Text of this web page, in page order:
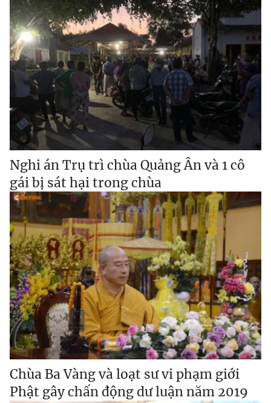
Nghi án Trụ trì chùa Quảng Ân và 1 cô
gái bị sát hại trong chùa
Chùa Ba Vàng và loạt sư vi phạm giới
Phật gây chấn động dư luận năm 2019